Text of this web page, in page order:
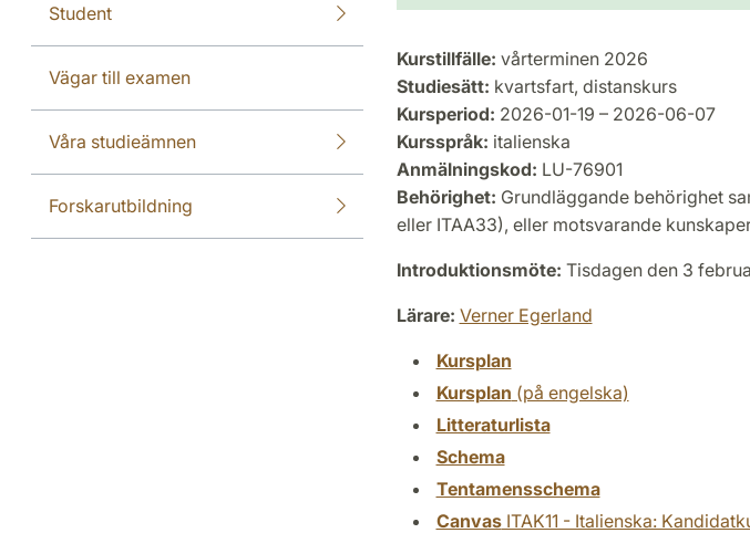
Student
Vägar till examen
Våra studieämnen
Forskarutbildning
Kurstillfälle: vårterminen 2026
Studiesätt: kvartsfart, distanskurs
Kursperiod: 2026-01-19 – 2026-06-07
Kursspråk: italienska
Anmälningskod: LU-76901
Behörighet: Grundläggande behörighet
eller ITAA33), eller motsvarande
Introduktionsmöte: Tisdagen den 3
Lärare: Verner Egerland
Kursplan
Kursplan (på engelska)
Litteraturlista
Schema
Tentamensschema
CanvasITAK11 - Italienska: